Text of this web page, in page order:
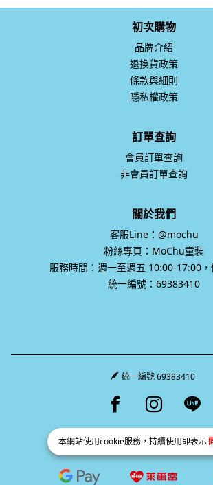
本網站使用cookie服務，持續使用即表示
初次購物
品牌介紹
退換貨政策
條款與細則
隱私權政策
訂單查詢
會員訂單查詢
非會員訂單查詢
關於我們
客服Line：@mochu
粉絲專頁：MoChu童裝
服務時間：週一至週五 10:00-17:00
統一編號：69383410
統一編號 69383410
Facebook page
Instagram